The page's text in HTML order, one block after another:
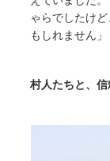
ゃらでしたけ
もしれません」
村人たちと、